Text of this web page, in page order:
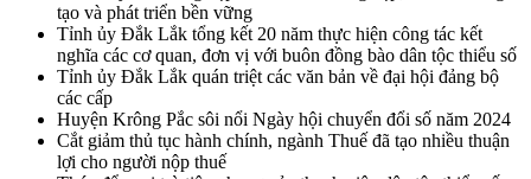
tạo và phát triển bền vững
Tỉnh ủy Đắk Lắk tổng kết 20 năm thực hiện công tác kết
nghĩa các cơ quan, đơn vị với buôn đồng bào dân tộc thiểu số
Tỉnh ủy Đắk Lắk quán triệt các văn bản về đại hội đảng bộ
các cấp
Huyện Krông Pắc sôi nổi Ngày hội chuyển đổi số năm 2024
Cắt giảm thủ tục hành chính, ngành Thuế đã tạo nhiều thuận
lợi cho người nộp thuế